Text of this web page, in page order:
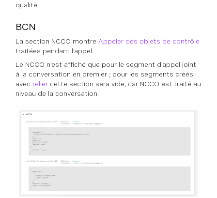
qualité.
BCN
La section NCCO montre Appeler des objets de contrôle
traitées pendant l'appel.
Le NCCO n'est affiché que pour le segment d'appel joint
à la conversation en premier ; pour les segments créés
avec relier cette section sera vide, car NCCO est traité au
niveau de la conversation.